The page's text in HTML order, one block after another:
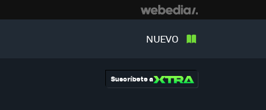
NUEVO
Suscríbete a